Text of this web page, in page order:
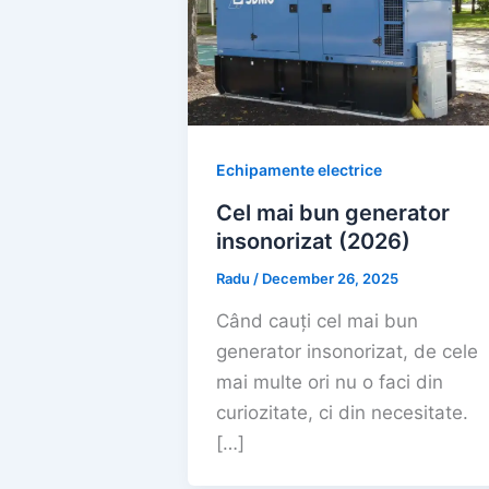
Echipamente electrice
Cel mai bun generator
insonorizat (2026)
Radu / December 26, 2025
Când cauți cel mai bun
generator insonorizat, de cele
mai multe ori nu o faci din
curiozitate, ci din necesitate.
[…]